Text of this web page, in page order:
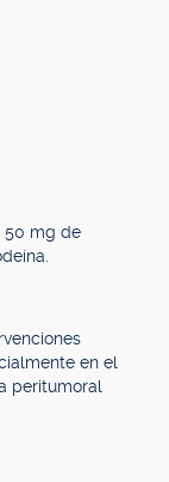
50 mg de
en el
peritumoral